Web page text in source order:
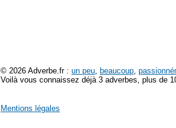
© 2026 Adverbe.fr : un peu, beaucoup,
Voilà vous connaissez déjà 3 adverbes, plus de
Mentions légales